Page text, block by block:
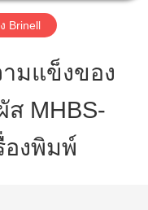
Brinell
มแข็งของ
ส MHBS-
องพิมพ์